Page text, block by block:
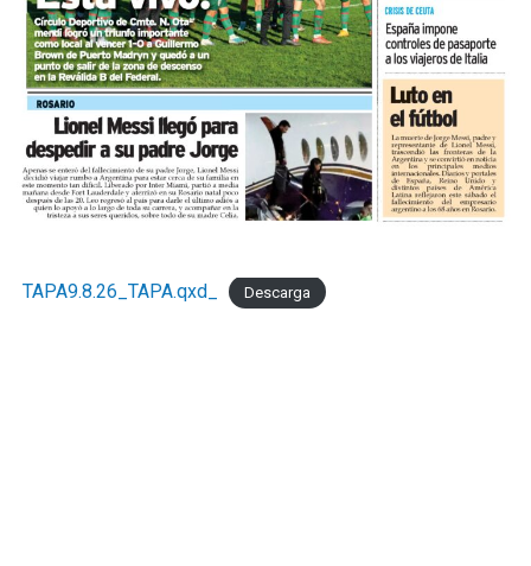
TAPA9.8.26_TAPA.qxd_ Descarga